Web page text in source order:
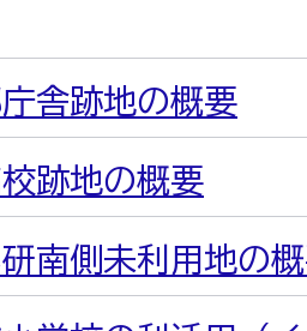
舎跡地の概要
校跡地の概要
南側未利用地の